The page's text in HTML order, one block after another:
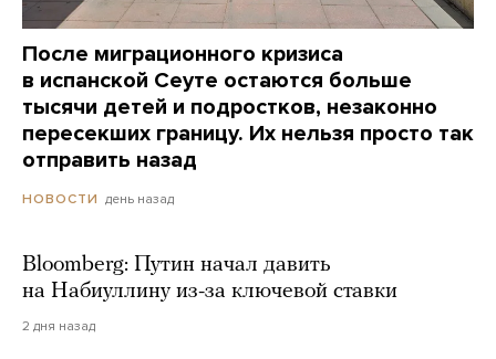
После миграционного кризиса
в испанской Сеуте остаются больше
тысячи детей и подростков, незаконно
пересекших границу. Их нельзя просто так
отправить назад
НОВОСТИ день назад
Bloomberg: Путин начал давить
на Набиуллину из-за ключевой ставки
2 дня назад